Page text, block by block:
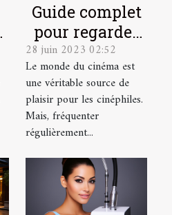
Guide complet
pour regarder
des films
gratuitement
en ligne
28 juin 2023 02:52
Le monde du cinéma est
une véritable source de
plaisir pour les cinéphiles.
Mais, fréquenter
régulièrement...